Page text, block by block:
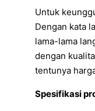
Untuk
Dengan kata
lama-lama
dengan
tentunya
Spesifikasi